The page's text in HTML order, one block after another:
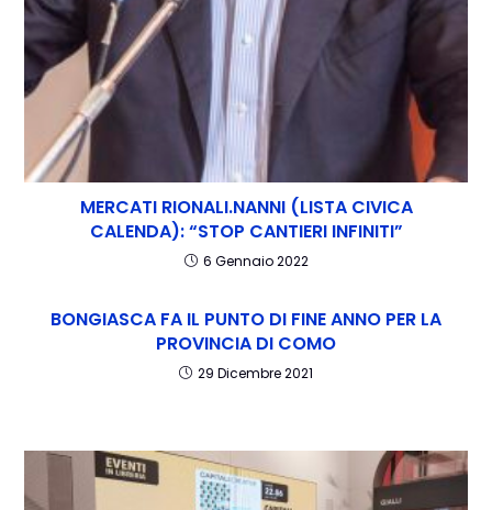
MERCATI RIONALI.NANNI (LISTA CIVICA
CALENDA): “STOP CANTIERI INFINITI”
6 Gennaio 2022
BONGIASCA FA IL PUNTO DI FINE ANNO PER LA
PROVINCIA DI COMO
29 Dicembre 2021